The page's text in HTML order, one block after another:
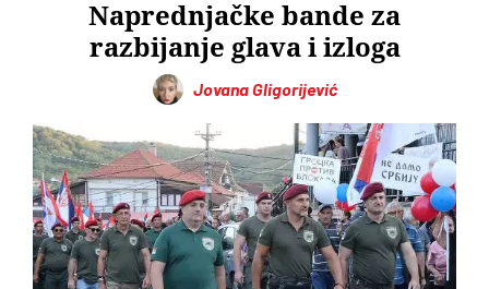
Naprednjačke bande za
razbijanje glava i izloga
Jovana Gligorijević